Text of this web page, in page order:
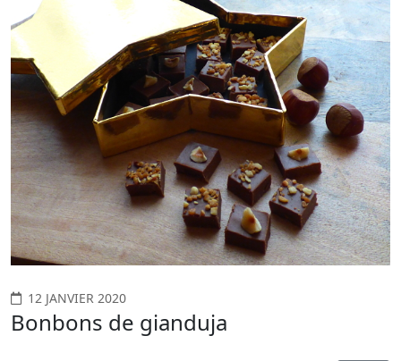
12 JANVIER 2020
Bonbons de gianduja